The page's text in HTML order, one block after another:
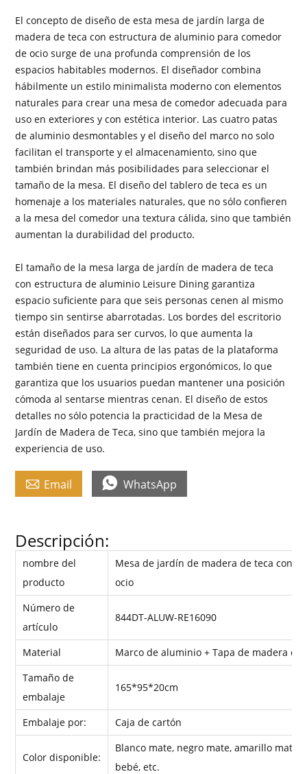
El concepto de diseño de esta mesa de jardín larga de
madera de teca con estructura de aluminio para comedor
de ocio surge de una profunda comprensión de los
espacios habitables modernos. El diseñador combina
hábilmente un estilo minimalista moderno con elementos
naturales para crear una mesa de comedor adecuada para
uso en exteriores y con estética interior. Las cuatro patas
de aluminio desmontables y el diseño del marco no solo
facilitan el transporte y el almacenamiento, sino que
también brindan más posibilidades para seleccionar el
tamaño de la mesa. El diseño del tablero de teca es un
homenaje a los materiales naturales, que no sólo confieren
a la mesa del comedor una textura cálida, sino que también
aumentan la durabilidad del producto.
El tamaño de la mesa larga de jardín de madera de teca
con estructura de aluminio Leisure Dining garantiza
espacio suficiente para que seis personas cenen al mismo
tiempo sin sentirse abarrotadas. Los bordes del escritorio
están diseñados para ser curvos, lo que aumenta la
seguridad de uso. La altura de las patas de la plataforma
también tiene en cuenta principios ergonómicos, lo que
garantiza que los usuarios puedan mantener una posición
cómoda al sentarse mientras cenan. El diseño de estos
detalles no sólo potencia la practicidad de la Mesa de
Jardín de Madera de Teca, sino que también mejora la
experiencia de uso.
 Email  WhatsApp
Descripción:
nombre del
producto
Mesa de jardín de madera de teca con
ocio
Número de
artículo
844DT-ALUW-RE16090
Material Marco de aluminio +Tapa de madera de
Tamaño de
embalaje
165*95*20cm
Embalaje por: Caja de cartón
Color disponible:
Blanco mate, negro mate, amarillo
bebé, etc.